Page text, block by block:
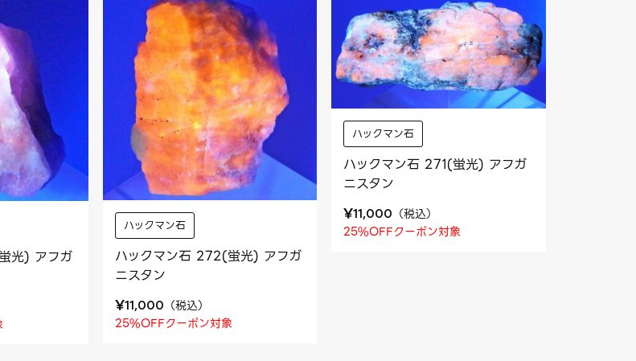
光) アフガ
ハックマン石
ハックマン石 272(蛍光) アフガ
ニスタン
¥11,000 （税込）
25%OFFクーポン対象
ハックマン石
ハックマン石 271(蛍光) アフガ
ニスタン
¥11,000 （税込）
25%OFFクーポン対象